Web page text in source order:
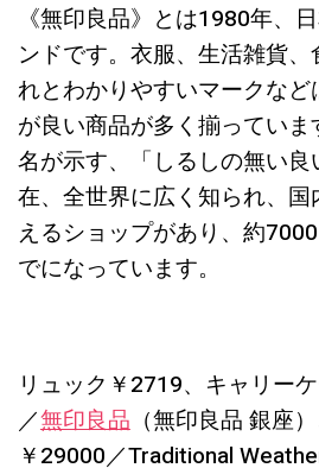
《無印良品》とは1980年、
ンドです。衣服、生活雑貨
れとわかりやすいマークな
が良い商品が多く揃ってい
名が示す、「しるしの無い
在、全世界に広く知られ、
えるショップがあり、約
でになっています。
リュック￥2719、キャリー
／無印良品（無印良品 銀座
￥29000／Traditional